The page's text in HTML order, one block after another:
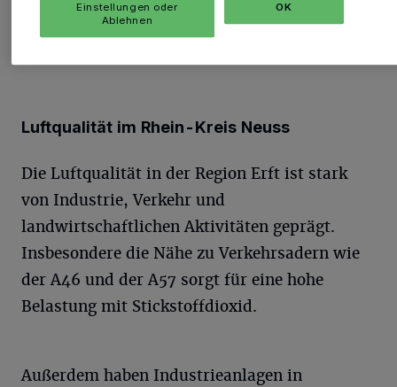
Belastung mit Schadstoffen das Risiko für
Luftqualität im Rhein-Kreis Neuss
Die Luftqualität in der Region Erft ist stark
von Industrie, Verkehr und
landwirtschaftlichen Aktivitäten geprägt.
Insbesondere die Nähe zu Verkehrsadern wie
der A46 und der A57 sorgt für eine hohe
Belastung mit Stickstoffdioxid.
Außerdem haben Industrieanlagen in
Einstellungen oder
Ablehnen
OK